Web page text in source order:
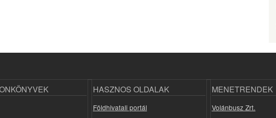
HASZNOS OLDALAK
Földhivatali portál
MENETRENDEK
Volánbusz Zrt.